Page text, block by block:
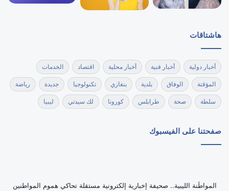
هاشتاقات
أخبار دولية أخبار فنية أخبار محلية اقتصاد الخدمات
المؤقتة الوفاق بلدية بنغازي تكنولوجيا جديدة رياضة
سلطة صحة طرابلس كورونا لك سيدتي ليبيا
صفحتنا على الفيسبوك
‏المواطَنة الليبية.. صحيفة إخبارية إلكترونية مستقلة تحاكي هموم المواطنين